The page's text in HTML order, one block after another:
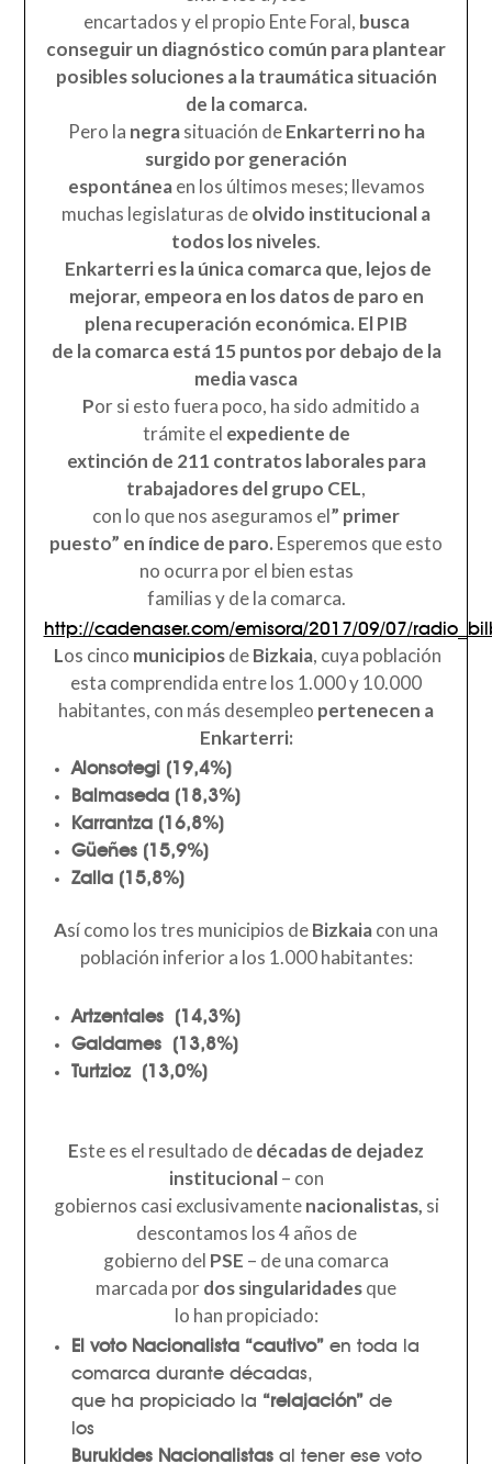
encartados y el propio Ente Foral, busca
conseguir un diagnóstico común para plantear
posibles soluciones a la traumática situación
de la comarca.
Pero la negrasituación deEnkarterri no ha
surgido por generación
espontáneaen los últimos meses; llevamos
muchas legislaturas deolvido institucional a
todos los niveles.
Enkarterri es la única comarca que, lejos de
mejorar, empeora en los datos de paro en
plena recuperación económica. El PIB
de la comarca está 15 puntos por debajo de la
media vasca
Por si esto fuera poco, ha sido admitido a
trámite el expediente de
extinción de 211 contratos laborales para
trabajadores del grupo CEL,
con lo que nos aseguramos el” primer
puesto” en índice de paro. Esperemos que esto
no ocurra por el bien estas
familias y de la comarca.
http://cadenaser.com/emisora/2017/09/07/
Los cinco municipiosdeBizkaia, cuya población
esta comprendida entre los 1.000 y 10.000
habitantes, con más desempleo pertenecen a
Enkarterri:
Alonsotegi (19,4%)
Balmaseda (18,3%)
Karrantza (16,8%)
Güeñes (15,9%)
Zalla (15,8%)
Así como los tres municipios deBizkaiacon una
población inferior a los 1.000 habitantes:
Artzentales (14,3%)
Galdames (13,8%)
Turtzioz (13,0%)
Este es el resultado dedécadas de dejadez
institucional– con
gobiernos casi exclusivamentenacionalistas, si
descontamos los 4 años de
gobierno del PSE – de una comarca
marcada pordos singularidadesque
lo han propiciado:
El voto Nacionalista “cautivo”en toda la
comarca durante décadas,
que ha propiciado la “relajación”de
los
Burukides Nacionalistasal tener ese voto